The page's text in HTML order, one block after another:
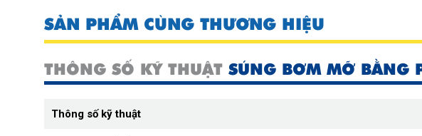
SẢN PHẨM CÙNG THƯƠNG HIỆU
THÔNG SỐ KỸ THUẬT SÚNG BƠM MỠ BẰNG
Thông số kỹ thuật